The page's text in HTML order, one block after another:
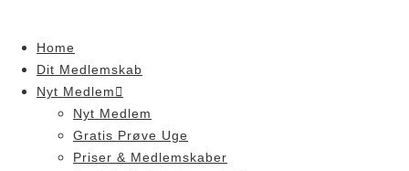
contentHome
Dit Medlemskab
Nyt Medlem
Nyt Medlem
Gratis Prøve Uge
Priser & Medlemskaber